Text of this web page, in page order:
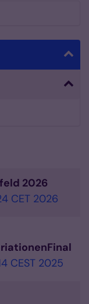
2026
CET 2026
CEST 2025